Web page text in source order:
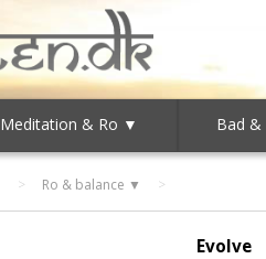
Meditation & Ro ▼ Bad
> Ro & balance ▼
Evolve